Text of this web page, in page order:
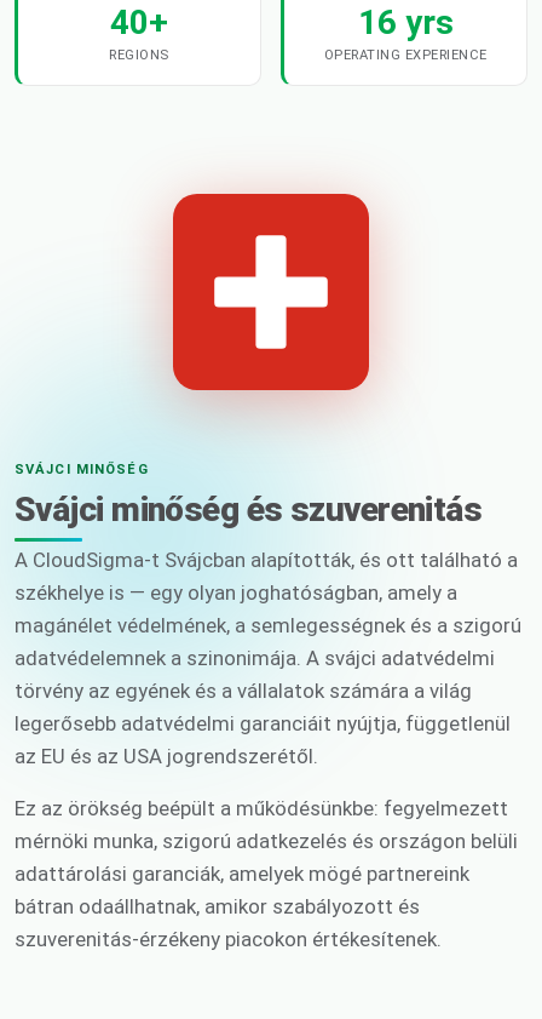
40+
REGIONS
16 yrs
OPERATING EXPERIENCE
SVÁJCI MINŐSÉG
Svájci minőség és szuverenitás
A CloudSigma-t Svájcban alapították, és ott található a
székhelye is — egy olyan joghatóságban, amely a
magánélet védelmének, a semlegességnek és a szigorú
adatvédelemnek a szinonimája. A svájci adatvédelmi
törvény az egyének és a vállalatok számára a világ
legerősebb adatvédelmi garanciáit nyújtja, függetlenül
az EU és az USA jogrendszerétől.
Ez az örökség beépült a működésünkbe: fegyelmezett
mérnöki munka, szigorú adatkezelés és országon belüli
adattárolási garanciák, amelyek mögé partnereink
bátran odaállhatnak, amikor szabályozott és
szuverenitás-érzékeny piacokon értékesítenek.